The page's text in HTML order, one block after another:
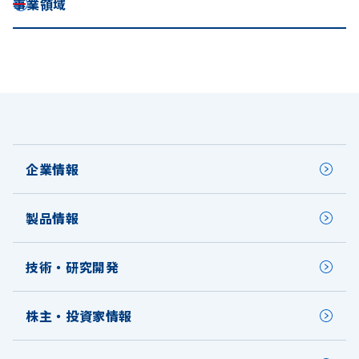
企業情報
製品情報
技術・研究開発
株主・投資家情報